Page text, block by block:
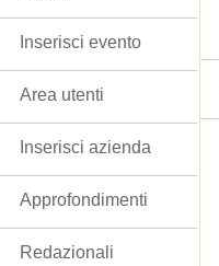
Inserisci evento
Area utenti
Inserisci azienda
Approfondimenti
Redazionali